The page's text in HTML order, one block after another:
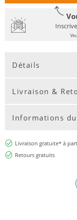
Détails
Livraison &
Informations
Livraison gratuite* à
Retours gratuits